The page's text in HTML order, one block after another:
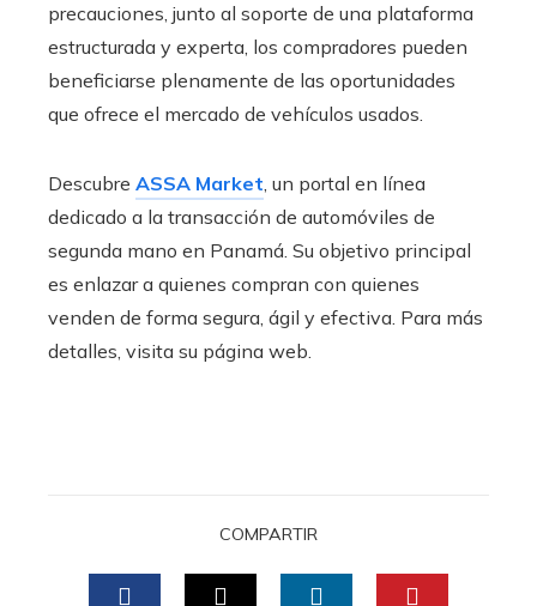
precauciones, junto al soporte de una plataforma
estructurada y experta, los compradores pueden
beneficiarse plenamente de las oportunidades
que ofrece el mercado de vehículos usados.
Descubre ASSA Market, un portal en línea
dedicado a la transacción de automóviles de
segunda mano en Panamá. Su objetivo principal
es enlazar a quienes compran con quienes
venden de forma segura, ágil y efectiva. Para más
detalles, visita su página web.
COMPARTIR